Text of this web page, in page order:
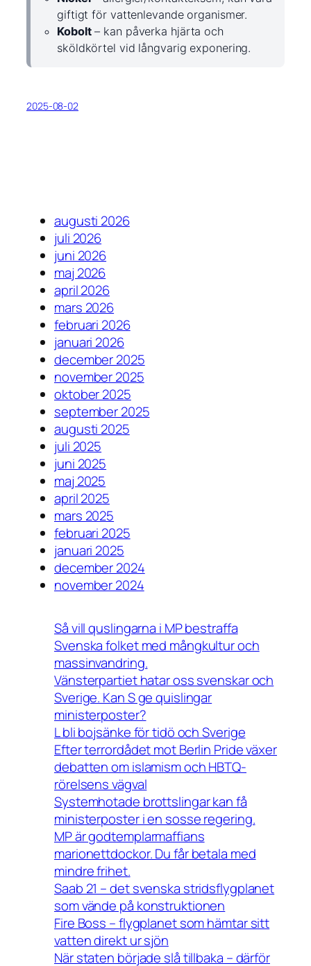
giftigt för vattenlevande organismer.
Kobolt– kan påverka hjärta och
sköldkörtel vid långvarig exponering.
2025-08-02
augusti 2026
juli 2026
juni 2026
maj 2026
april 2026
mars 2026
februari 2026
januari 2026
december 2025
november 2025
oktober 2025
september 2025
augusti 2025
juli 2025
juni 2025
maj 2025
april 2025
mars 2025
februari 2025
januari 2025
december 2024
november 2024
Så vill quslingarna i MP bestraffa
Svenska folket med mångkultur och
massinvandring.
Vänsterpartiet hatar oss svenskar och
Sverige. Kan S ge quislingar
ministerposter?
L bli bojsänke för tidö och Sverige
Efter terrordådet mot Berlin Pride växer
debatten om islamism och HBTQ-
rörelsens vägval
Systemhotade brottslingar kan få
ministerposter i en sosse regering.
MP är godtemplarmaffians
marionettdockor. Du får betala med
mindre frihet.
Saab 21 – det svenska stridsflygplanet
som vände på konstruktionen
Fire Boss – flygplanet som hämtar sitt
vatten direkt ur sjön
När staten började slå tillbaka – därför